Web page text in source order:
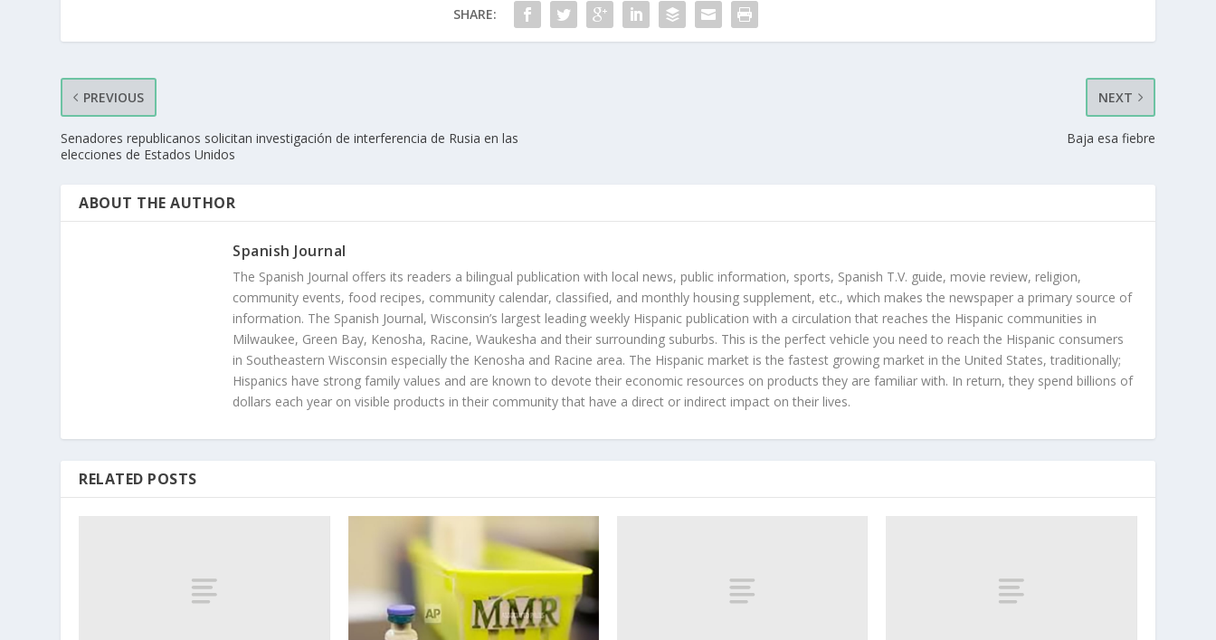
SHARE:
PREVIOUS
Senadores republicanos solicitan investigación de interferencia de Rusia en las
elecciones de Estados Unidos
NEXT
Baja esa fiebre
ABOUT THE AUTHOR
Spanish Journal
The Spanish Journal offers its readers a bilingual publication with local news, public information, sports, Spanish T.V. guide, movie review, religion,
community events, food recipes, community calendar, classified, and monthly housing supplement, etc., which makes the newspaper a primary source of
information. The Spanish Journal, Wisconsin’s largest leading weekly Hispanic publication with a circulation that reaches the Hispanic communities in
Milwaukee, Green Bay, Kenosha, Racine, Waukesha and their surrounding suburbs. This is the perfect vehicle you need to reach the Hispanic consumers
in Southeastern Wisconsin especially the Kenosha and Racine area. The Hispanic market is the fastest growing market in the United States, traditionally;
Hispanics have strong family values and are known to devote their economic resources on products they are familiar with. In return, they spend billions of
dollars each year on visible products in their community that have a direct or indirect impact on their lives.
RELATED POSTS